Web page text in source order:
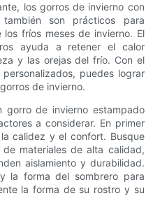
los gorros de invierno con
también son prácticos para
fríos meses de invierno. El
ayuda a retener el calor
y las orejas del frío. Con el
puedes lograr
de invierno.
de invierno estampado
a considerar. En primer
calidez y el confort. Busque
materiales de alta calidad,
aislamiento y durabilidad.
la forma del sombrero para
la forma de su rostro y su